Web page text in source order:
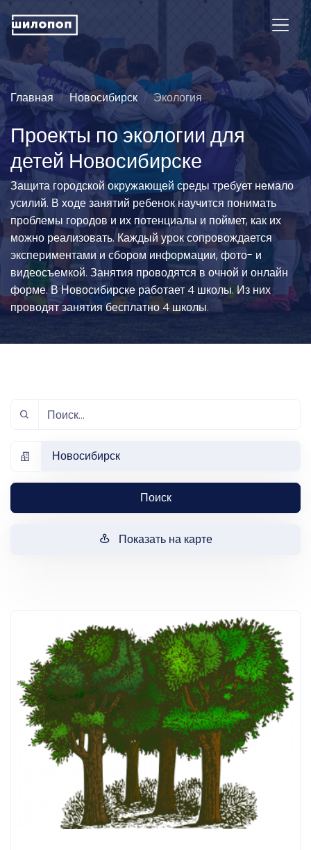
Главная Новосибирск Экология
Проекты по экологии для
детей Новосибирске
Защита городской окружающей среды требует немало
усилий. В ходе занятий ребенок научится понимать
проблемы городов и их потенциалы и поймет, как их
можно реализовать. Каждый урок сопровождается
экспериментами и сбором информации, фото- и
видеосъемкой. Занятия проводятся в очной и онлайн
форме. В Новосибирске работает 4 школы. Из них
проводят занятия бесплатно 4 школы.
Новосибирск
Поиск
Показать на карте